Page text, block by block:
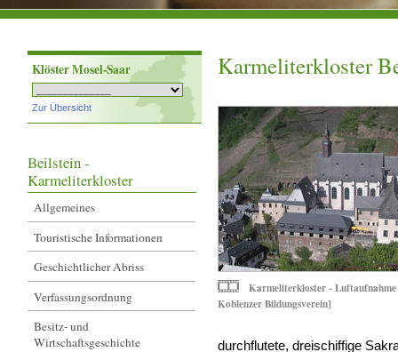
Klöster Mosel-Saar
Zur Übersicht
Beilstein -
Karmeliterkloster
Allgemeines
Touristische Informationen
Geschichtlicher Abriss
Verfassungsordnung
Besitz- und
Wirtschaftsgeschichte
Karmeliterkloster
Karmeliterkloster - Luftaufnahme
Koblenzer Bildungsverein]
durchflutete, dreischiffige